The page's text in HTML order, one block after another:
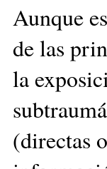
Aunque
de las
la
(directas